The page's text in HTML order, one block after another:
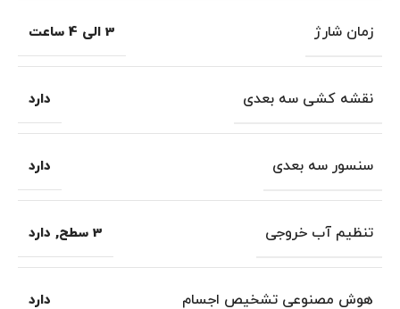
زمان شارژ 3 الی 4 ساعت
نقشه کشی سه بعدی دارد
سنسور سه بعدی دارد
تنظیم آب خروجی 3 سطح , دارد
هوش مصنوعی تشخیص اجسام دارد